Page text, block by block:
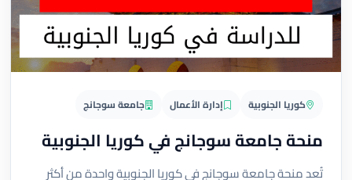
كوريا الجنوبية إدارة الأعمال جامعة سوجانج
منحة جامعة سوجانج في كوريا الجنوبية
تُعد منحة جامعة سوجانج في كوريا الجنوبية واحدة من أكثر